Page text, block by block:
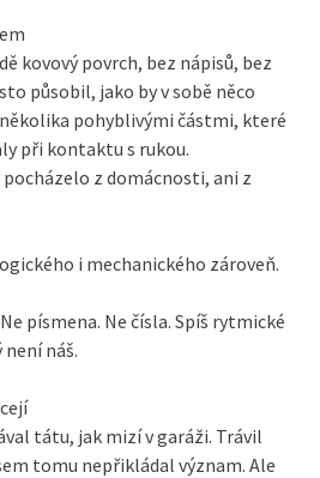
kovový povrch, bez nápisů, bez
působil, jako by v sobě něco
pohyblivými částmi, které
při kontaktu s rukou.
z domácnosti, ani z
i mechanického zároveň.
písmena. Ne čísla. Spíš rytmické
náš.
tátu, jak mizí v garáži. Trávil
tomu nepřikládal význam. Ale